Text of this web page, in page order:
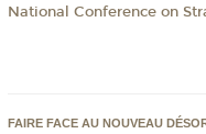
National Conference on
FAIRE FACE AU NOUVEAU